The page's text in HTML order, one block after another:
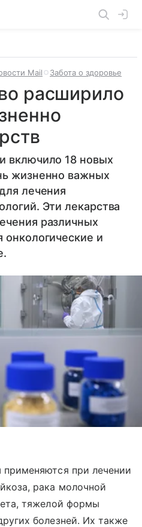
Mail Забота о здоровье
расширило
включило 18 новых
жизненно важных
лечения
Эти лекарства
различных
онкологические и
при лечении
рака молочной
тяжелой формы
болезней. Их также